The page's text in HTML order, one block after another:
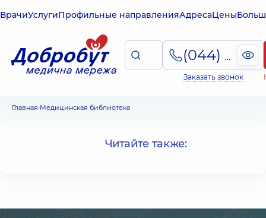
ВрачиУслугиПрофильные направленияАдресаЦены
(044) 495-2-888
Заказать звонок
Главная Медицинская библиотека
Читайте также: